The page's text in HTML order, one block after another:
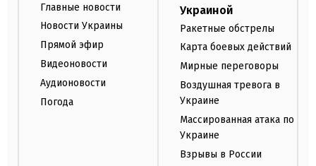
Главные новости
Новости Украины
Прямой эфир
Видеоновости
Аудионовости
Погода
Украиной
Ракетные обстрелы
Карта боевых действий
Мирные переговоры
Воздушная тревога в
Украине
Массированная атака по
Украине
Взрывы в России